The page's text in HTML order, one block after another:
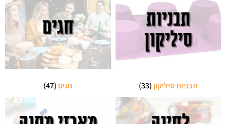
תבניות סיליקון (33) חגים (47)